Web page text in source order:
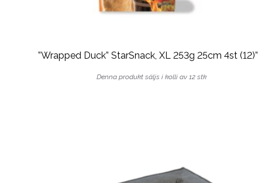
”Wrapped Duck” StarSnack, XL 253g 25cm 4st (12)”
Denna produkt säljs i kolli av 12 stk